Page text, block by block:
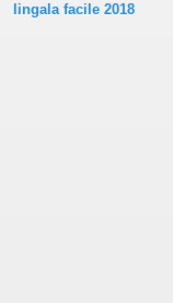
lingala facile 2018